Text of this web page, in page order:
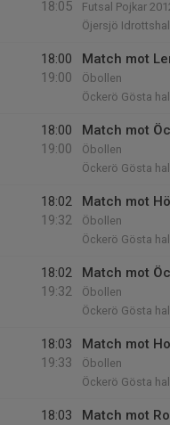
18:05
Futsal Pojkar
Öjersjö Idrottshall
18:00
19:00
Match mot
Öbollen
Öckerö Gösta
18:00
19:00
Match mot
Öbollen
Öckerö Gösta
18:02
19:32
Match mot
Öbollen
Öckerö Gösta
18:02
19:32
Match mot
Öbollen
Öckerö Gösta
18:03
19:33
Match mot
Öbollen
Öckerö Gösta
18:03
Match mot